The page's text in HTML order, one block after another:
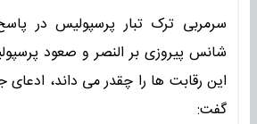
سرمربی ترک تبار پرسپولیس در
شانس پیروزی بر النصر و صعود
این رقابت ها را چقدر می داند، ادعای
گفت: